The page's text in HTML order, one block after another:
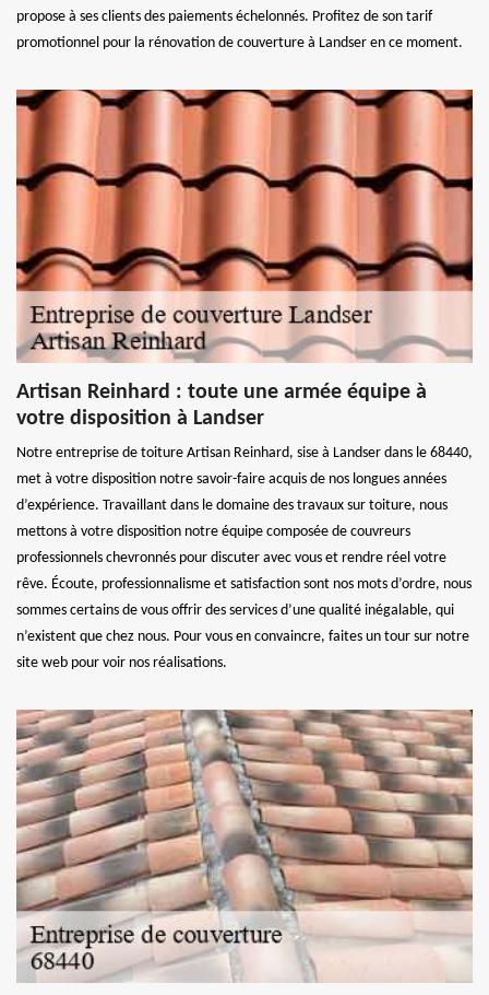
propose à ses clients des paiements échelonnés. Profitez de son tarif
promotionnel pour la rénovation de couverture à Landser en ce moment.
Artisan Reinhard : toute une armée équipe à
votre disposition à Landser
Notre entreprise de toiture Artisan Reinhard, sise à Landser dans le 68440,
met à votre disposition notre savoir-faire acquis de nos longues années
d’expérience. Travaillant dans le domaine des travaux sur toiture, nous
mettons à votre disposition notre équipe composée de couvreurs
professionnels chevronnés pour discuter avec vous et rendre réel votre
rêve. Écoute, professionnalisme et satisfaction sont nos mots d’ordre, nous
sommes certains de vous offrir des services d’une qualité inégalable, qui
n’existent que chez nous. Pour vous en convaincre, faites un tour sur notre
site web pour voir nos réalisations.